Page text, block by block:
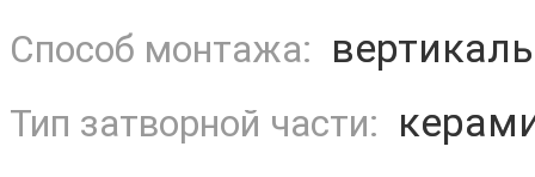
Способ монтажа:
Тип затворной части: